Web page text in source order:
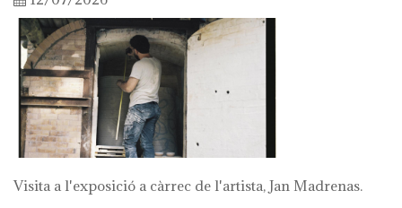
Visita a l'exposició a càrrec de l'artista, Jan Madrenas.